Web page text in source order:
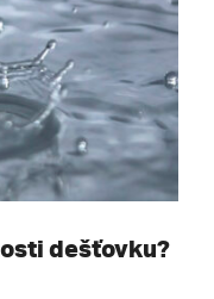
dešťovku?